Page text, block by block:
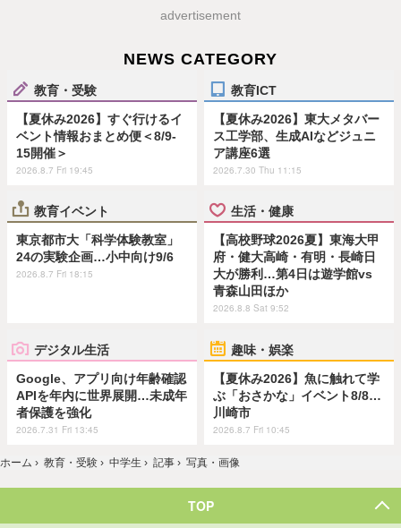
advertisement
NEWS CATEGORY
教育・受験
【夏休み2026】すぐ行けるイ
ベント情報おまとめ便＜8/9-
15開催＞
2026.8.7 Fri 19:45
教育ICT
【夏休み2026】東大メタバー
ス工学部、生成AIなどジュニ
ア講座6選
2026.7.30 Thu 11:15
教育イベント
東京都市大「科学体験教室」
24の実験企画…小中向け9/6
2026.8.7 Fri 18:15
生活・健康
【高校野球2026夏】東海大甲
府・健大高崎・有明・長崎日
大が勝利…第4日は遊学館vs
青森山田ほか
2026.8.8 Sat 9:52
デジタル生活
Google、アプリ向け年齢確認
APIを年内に世界展開…未成年
者保護を強化
2026.7.31 Fri 13:45
趣味・娯楽
【夏休み2026】魚に触れて学
ぶ「おさかな」イベント8/8…
川崎市
2026.8.7 Fri 10:45
ホーム › 教育・受験 › 中学生 › 記事 › 写真・画像
TOP